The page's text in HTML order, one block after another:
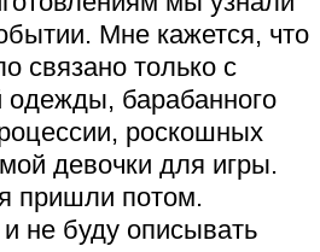
Мне кажется, что
связано только с
барабанного
роскошных
девочки для игры.
пришли потом.
не буду описывать